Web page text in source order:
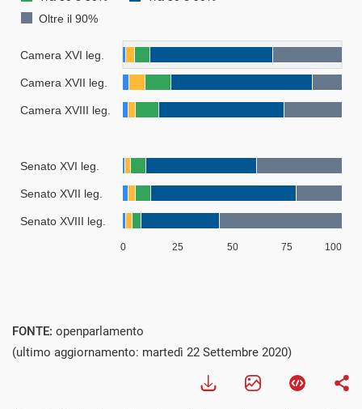
FONTE: openparlamento
(ultimo aggiornamento: martedì 22 Settembre 2020)